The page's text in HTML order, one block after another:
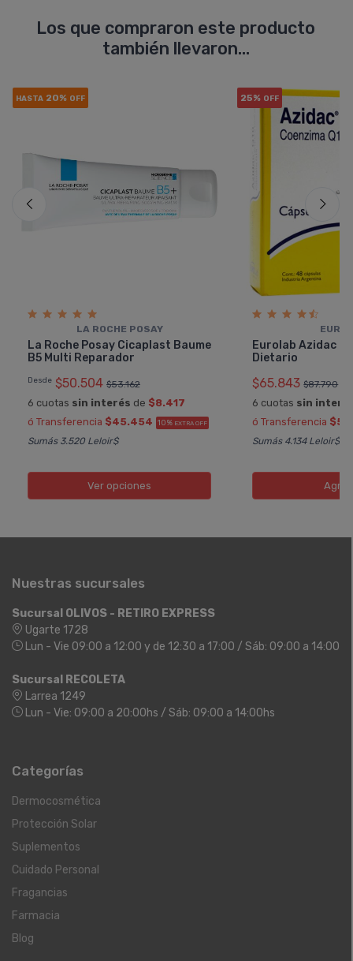
Los que compraron este producto
también llevaron...
HASTA20% OFF
LA ROCHE POSAY
La Roche Posay Cicaplast Baume
B5 Multi Reparador
Desde $50.504 $53.162
6 cuotas sin interés de $8.417
ó Transferencia $45.454 10% EXTRA OFF
Sumás 3.520 Leloir$
Ver opciones
25% OFF
Eurolab Azidac
Dietario
$65.843 $87.790
6 cuotas sin
ó Transferencia
Sumás 4.134 Leloir$
Nuestras sucursales
Sucursal OLIVOS - RETIRO EXPRESS
Ugarte 1728
Lun - Vie 09:00 a 12:00 y de 12:30 a 17:00 / Sáb: 09:00 a 14:00
Sucursal RECOLETA
Larrea 1249
Lun - Vie: 09:00 a 20:00hs / Sáb: 09:00 a 14:00hs
Categorías
Dermocosmética
Protección Solar
Suplementos
Cuidado Personal
Fragancias
Farmacia
Blog